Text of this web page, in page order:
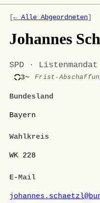
[← Alle Abgeordneten]
Johannes
SPD ·
3~ Frist-
Bundesland
Bayern
Wahlkreis
WK 228
E-Mail